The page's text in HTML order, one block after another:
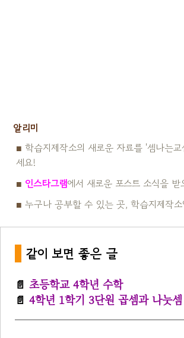
알리미
■ 학습지제작소의 새로운 자료를 '셈나는
세요!
■ 인스타그램에서 새로운 포스트 소식을
■ 누구나 공부할 수 있는 곳, 학습지제작소
같이 보면 좋은 글
📄 초등학교 4학년 수학
📄 4학년 1학기 3단원 곱셈과 나눗